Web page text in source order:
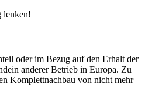
lenken!
oder im Bezug auf den Erhalt der
anderer Betrieb in Europa. Zu
Komplettnachbau von nicht mehr